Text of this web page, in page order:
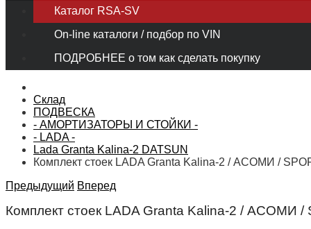
Каталог RSA-SV
On-line каталоги / подбор по VIN
ПОДРОБНЕЕ о том как сделать покупку
Склад
ПОДВЕСКА
- АМОРТИЗАТОРЫ И СТОЙКИ -
- LADA -
Lada Granta Kalina-2 DATSUN
Комплект стоек LADA Granta Kalina-2 / АСОМИ /
Предыдущий Вперед
Комплект стоек LADA Granta Kalina-2 / АСОМИ